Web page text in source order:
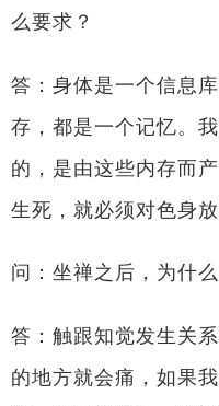
么要求？
答：身体是一个信息
存，都是一个记忆。
的，是由这些内存而
生死，就必须对色身
问：坐禅之后，为什
答：触跟知觉发生关
的地方就会痛，如果